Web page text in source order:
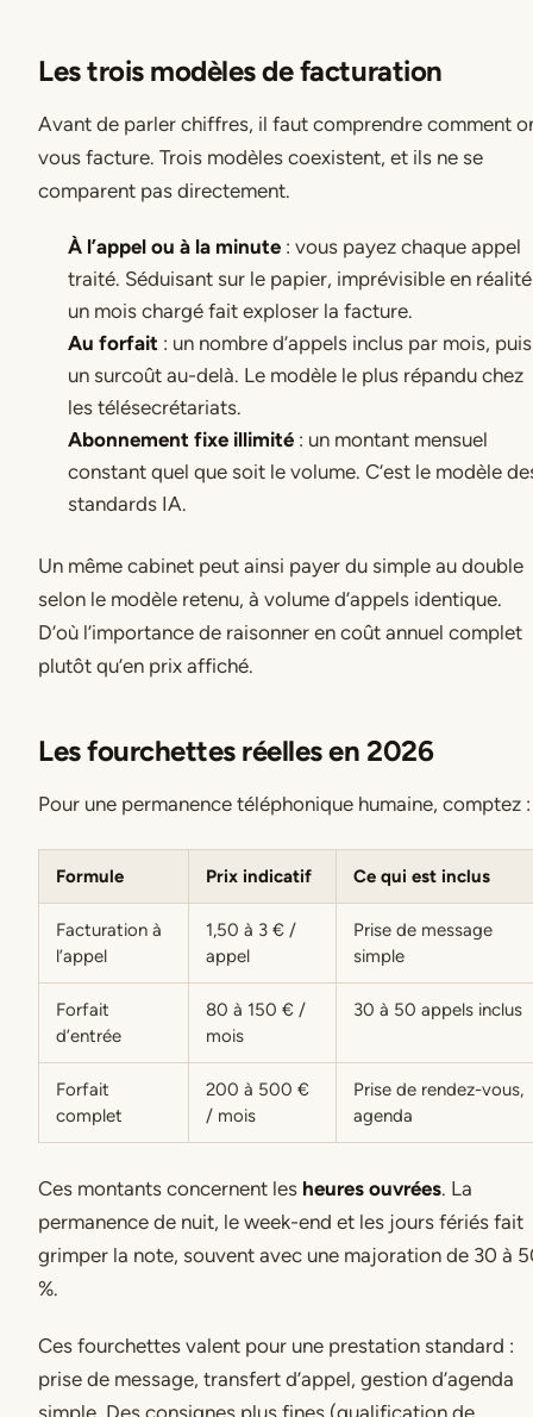
Les trois modèles de facturation
Avant de parler chiffres, il faut comprendre comment
vous facture. Trois modèles coexistent, et ils ne se
comparent pas directement.
À l’appel ou à la minute: vous payez chaque appel
traité. Séduisant sur le papier, imprévisible en
un mois chargé fait exploser la facture.
Au forfait: un nombre d’appels inclus par mois, puis
un surcoût au-delà. Le modèle le plus répandu chez
les télésecrétariats.
Abonnement fixe illimité: un montant mensuel
constant quel que soit le volume. C’est le modèle
standards IA.
Un même cabinet peut ainsi payer du simple au double
selon le modèle retenu, à volume d’appels identique.
D’où l’importance de raisonner en coût annuel complet
plutôt qu’en prix affiché.
Les fourchettes réelles en 2026
Pour une permanence téléphonique humaine, comptez :
Formule Prix indicatif Ce qui est inclus
Facturation à
l’appel
1,50 à 3 € /
appel
Prise de message
simple
Forfait
d’entrée
80 à 150 € /
mois
30 à 50 appels inclus
Forfait
complet
200 à 500 €
/ mois
Prise de rendez-vous,
agenda
Ces montants concernent les heures ouvrées. La
permanence de nuit, le week-end et les jours fériés fait
grimper la note, souvent avec une majoration de 30 à
%.
Ces fourchettes valent pour une prestation standard :
prise de message, transfert d’appel, gestion d’agenda